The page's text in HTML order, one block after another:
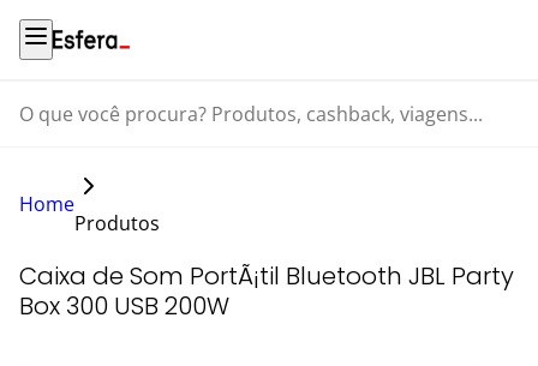
O que você procura? Produtos, cashback, viagens...
Home
Produtos
Caixa de Som PortÃ¡til Bluetooth JBL Party
Box 300 USB 200W